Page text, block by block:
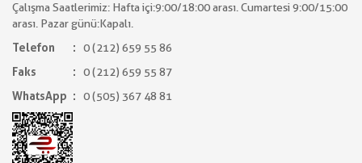
Çalışma Saatlerimiz: Hafta içi:9:00/18:00 arası. Cumartesi 9:00/15:00
arası. Pazar günü:Kapalı.
Telefon
0 (212) 659 55 86
Faks
0 (212) 659 55 87
WhatsApp
0 (505) 367 48 81